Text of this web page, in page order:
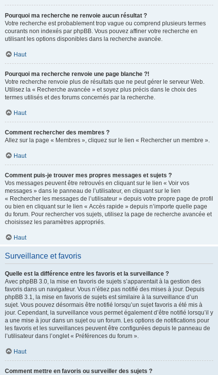
Pourquoi ma recherche ne renvoie aucun résultat ?
Votre recherche est probablement trop vague ou comprend plusieurs termes
courants non indexés par phpBB. Vous pouvez affiner votre recherche en
utilisant les options disponibles dans la recherche avancée.
Haut
Pourquoi ma recherche renvoie une page blanche ?!
Votre recherche renvoie plus de résultats que ne peut gérer le serveur Web.
Utilisez la « Recherche avancée » et soyez plus précis dans le choix des
termes utilisés et des forums concernés par la recherche.
Haut
Comment rechercher des membres ?
Allez sur la page « Membres », cliquez sur le lien « Rechercher un membre ».
Haut
Comment puis-je trouver mes propres messages et sujets ?
Vos messages peuvent être retrouvés en cliquant sur le lien « Voir vos
messages » dans le panneau de l’utilisateur, en cliquant sur le lien
« Rechercher les messages de l’utilisateur » depuis votre propre page de profil
ou bien en cliquant sur le lien « Accès rapide » depuis n’importe quelle page
du forum. Pour rechercher vos sujets, utilisez la page de recherche avancée et
choisissez les paramètres appropriés.
Haut
Surveillance et favoris
Quelle est la différence entre les favoris et la surveillance ?
Avec phpBB 3.0, la mise en favoris de sujets s’apparentait à la gestion des
favoris dans un navigateur. Vous n’étiez pas notifié des mises à jour. Depuis
phpBB 3.1, la mise en favoris de sujets est similaire à la surveillance d’un
sujet. Vous pouvez désormais être notifié lorsqu’un sujet favoris a été mis à
jour. Cependant, la surveillance vous permet également d’être notifié lorsqu’il y
a une mise à jour dans un sujet ou un forum. Les options de notifications pour
les favoris et les surveillances peuvent être configurées depuis le panneau de
l’utilisateur dans l’onglet « Préférences du forum ».
Haut
Comment mettre en favoris ou surveiller des sujets ?